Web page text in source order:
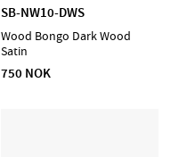
SB-NW10-DWS
Wood Bongo Dark Wood
Satin
750 NOK